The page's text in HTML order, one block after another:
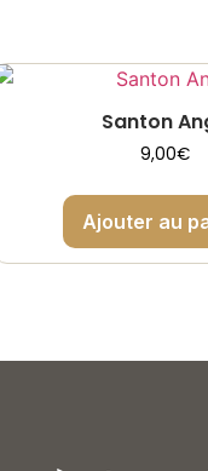
Santon
9,00€
Ajouter au